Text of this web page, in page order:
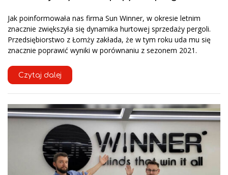
Jak poinformowała nas firma Sun Winner, w okresie letnim
znacznie zwiększyła się dynamika hurtowej sprzedaży pergoli.
Przedsiębiorstwo z Łomży zakłada, że w tym roku uda mu się
znacznie poprawić wyniki w porównaniu z sezonem 2021.
Czytaj dalej